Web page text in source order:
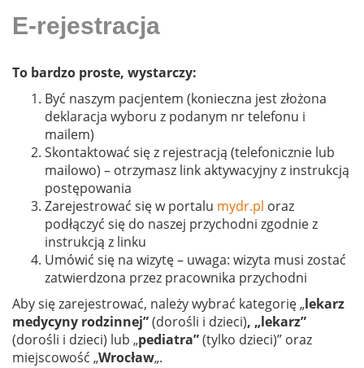
E-rejestracja
To bardzo proste, wystarczy:
Być naszym pacjentem (konieczna jest złożona
deklaracja wyboru z podanym nr telefonu i
mailem)
Skontaktować się z rejestracją (telefonicznie lub
mailowo) – otrzymasz link aktywacyjny z instrukcją
postępowania
Zarejestrować się w portalu mydr.pl oraz
podłączyć się do naszej przychodni zgodnie z
instrukcją z linku
Umówić się na wizytę – uwaga: wizyta musi zostać
zatwierdzona przez pracownika przychodni
Aby się zarejestrować, należy wybrać kategorię „lekarz
medycyny rodzinnej”(dorośli i dzieci), „lekarz”
(dorośli i dzieci) lub „pediatra”(tylko dzieci)” oraz
miejscowość „Wrocław„.